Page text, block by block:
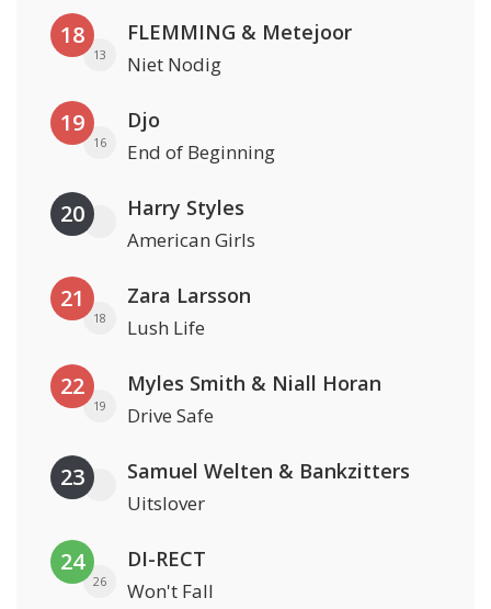
18
13
FLEMMING & Metejoor
Niet Nodig
19
16
Djo
End of Beginning
20 Harry Styles
American Girls
21
18
Zara Larsson
Lush Life
22
19
Myles Smith & Niall Horan
Drive Safe
23 Samuel Welten & Bankzitters
Uitslover
24
26
DI-RECT
Won't Fall